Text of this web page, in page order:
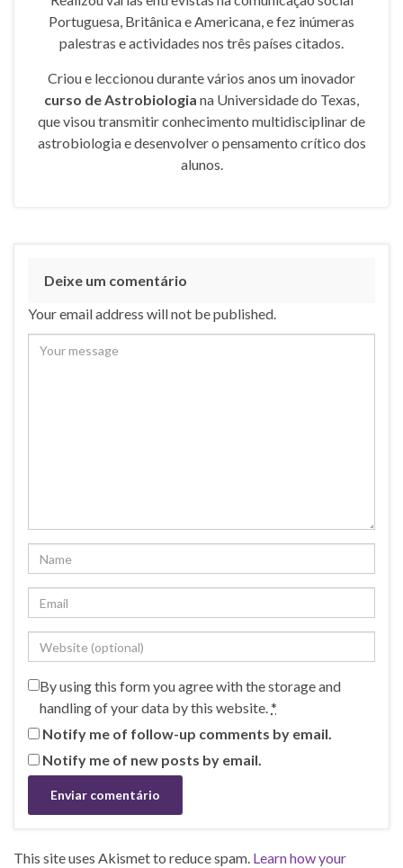
Portuguesa, Britânica e Americana, e fez inúmeras
palestras e actividades nos três países citados.
Criou e leccionou durante vários anos um inovador
curso de Astrobiologia na Universidade do Texas,
que visou transmitir conhecimento multidisciplinar de
astrobiologia e desenvolver o pensamento crítico dos
alunos.
Deixe um comentário
Your email address will not be published.
By using this form you agree with the storage and
handling of your data by this website.*
Notify me of follow-up comments by email.
Notify me of new posts by email.
This site uses Akismet to reduce spam. Learn how your